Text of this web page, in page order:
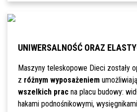
UNIWERSALNOŚĆ ORAZ
Maszyny teleskopowe Dieci zostały
z różnym wyposażeniem
wszelkich pracna placu budowy:
hakami podnośnikowymi,